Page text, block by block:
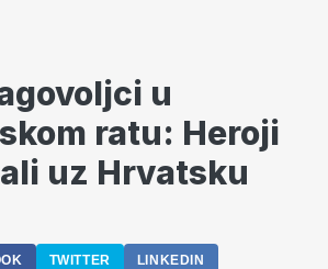
u
ratu: Heroji
uz Hrvatsku
TWITTER LINKEDIN